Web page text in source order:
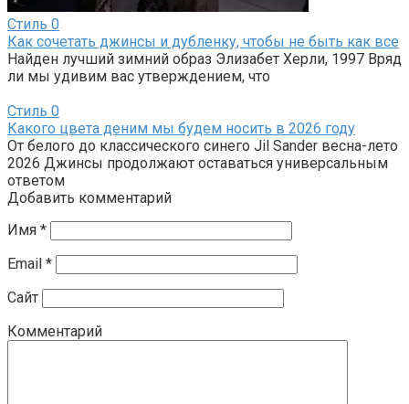
Стиль 0
Как сочетать джинсы и дубленку, чтобы не быть как все
Найден лучший зимний образ Элизабет Херли, 1997 Вряд
ли мы удивим вас утверждением, что
Стиль 0
Какого цвета деним мы будем носить в 2026 году
От белого до классического синего Jil Sander весна-лето
2026 Джинсы продолжают оставаться универсальным
ответом
Добавить комментарий
Имя *
Email *
Сайт
Комментарий